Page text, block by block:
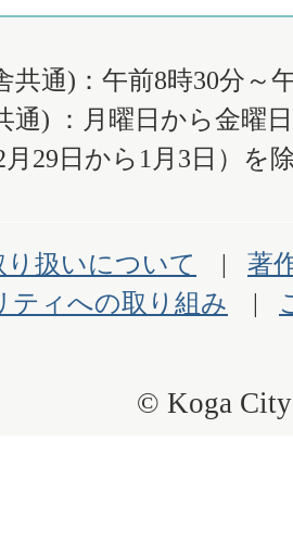
共通)：午前8時30分～
通) ：月曜日から金曜
29日から1月3日）を
扱いについて
著
ティへの取り組み
© Koga City